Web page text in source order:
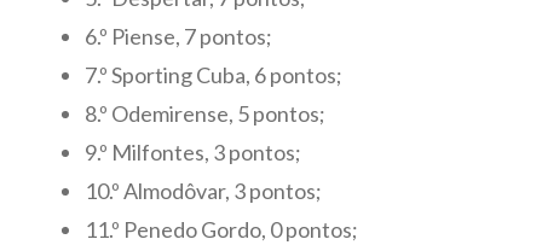
6.º Piense, 7 pontos;
7.º Sporting Cuba, 6 pontos;
8.º Odemirense, 5 pontos;
9.º Milfontes, 3 pontos;
10.º Almodôvar, 3 pontos;
11.º Penedo Gordo, 0 pontos;